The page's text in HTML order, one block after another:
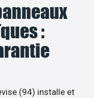
:
(94) installe et